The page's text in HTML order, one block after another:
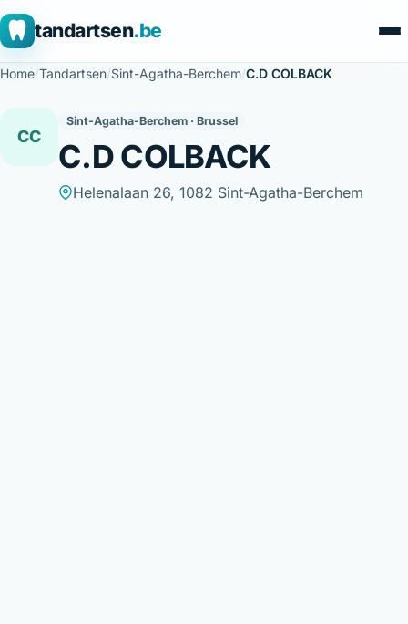
tandartsen.be
Home/Tandartsen/Sint-Agatha-Berchem/C.D COLBACK
CC
Sint-Agatha-Berchem · Brussel
C.D COLBACK
Helenalaan 26, 1082 Sint-Agatha-Berchem